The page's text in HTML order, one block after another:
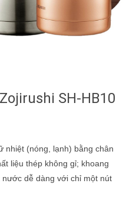
SH-HB10
nhiệt (nóng, lạnh) bằng chân
liệu thép không gỉ; khoang
dễ dàng với chỉ một nút